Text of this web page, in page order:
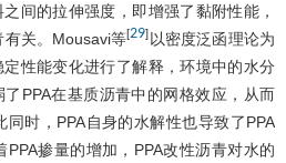
间的拉伸强度，即增强了黏附性能，
关。Mousavi等[29] 以密度泛函理论为
性能变化进行了解释，环境中的水分
PPA在基质沥青中的网格效应，从而
时，PPA自身的水解性也导致了PPA
掺量的增加，PPA改性沥青对水的